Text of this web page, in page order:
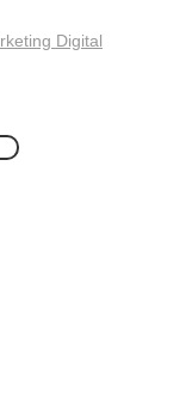
Digital